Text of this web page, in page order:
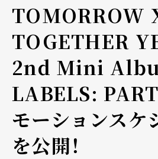
TOMORROW
TOGETHER
2nd Mini
LABELS:
モーションスケ
を公開！